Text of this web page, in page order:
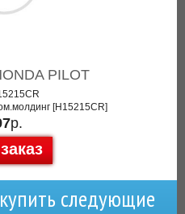
PILOT
[H15215CR]
р.
следующие